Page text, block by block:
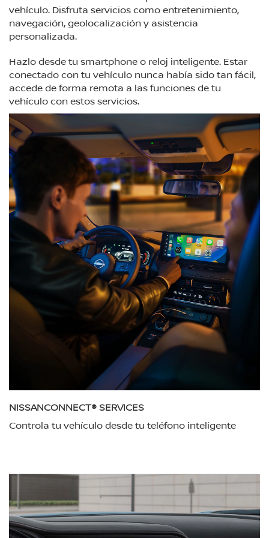
vehículo. Disfruta servicios como entretenimiento,
navegación, geolocalización y asistencia
personalizada.
Hazlo desde tu smartphone o reloj inteligente. Estar
conectado con tu vehículo nunca había sido tan fácil,
accede de forma remota a las funciones de tu
vehículo con estos servicios.
NISSANCONNECT® SERVICES
Controla tu vehículo desde tu teléfono inteligente